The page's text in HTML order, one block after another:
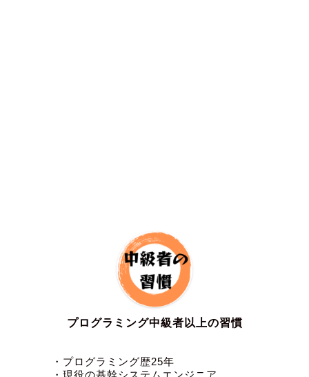
プログラミング中級者以上の習慣
・プログラミング歴25年